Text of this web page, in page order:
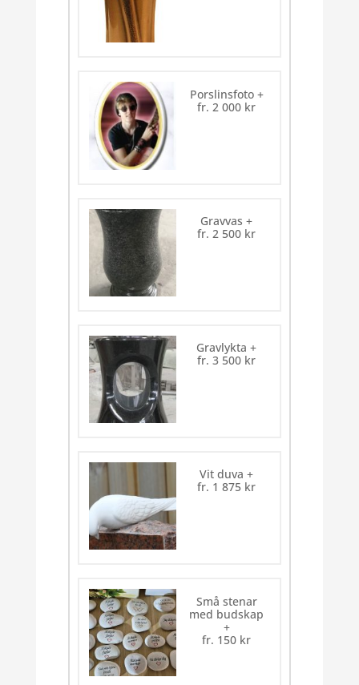
Porslinsfoto+
fr.2 000 kr
Gravvas +
fr.2 500 kr
Gravlykta +
fr.3 500 kr
Vit duva +
fr. 1 875 kr
Små stenar
med budskap
+
fr. 150 kr